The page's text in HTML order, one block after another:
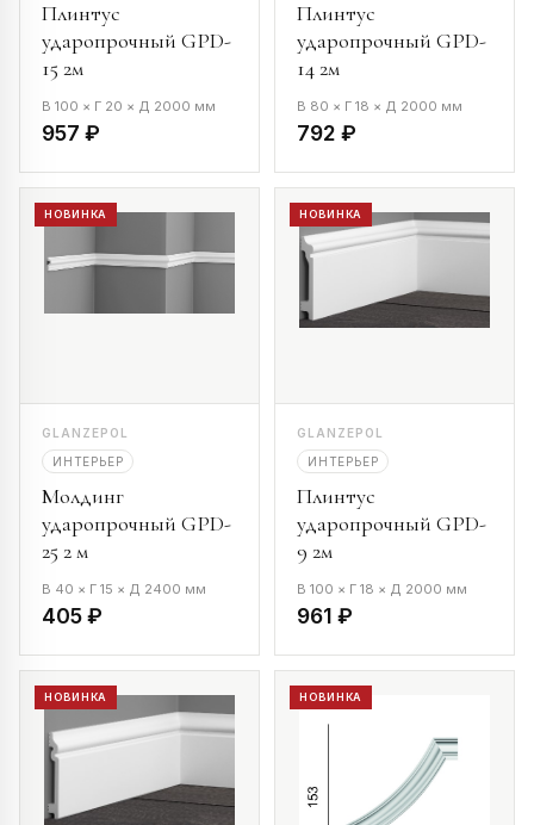
Плинтус
ударопрочный GPD-
15 2м
В 100 × Г 20 × Д 2000 мм
957 ₽
Плинтус
ударопрочный GPD-
14 2м
В 80 × Г 18 × Д 2000 мм
792 ₽
НОВИНКА
GLANZEPOL
ИНТЕРЬЕР
Молдинг
ударопрочный GPD-
25 2 м
В 40 × Г 15 × Д 2400 мм
405 ₽
НОВИНКА
GLANZEPOL
ИНТЕРЬЕР
Плинтус
ударопрочный GPD-
9 2м
В 100 × Г 18 × Д 2000 мм
961 ₽
НОВИНКА НОВИНКА